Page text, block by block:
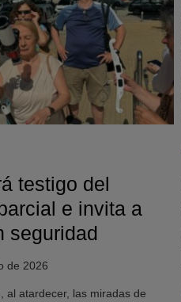
testigo del
e invita a
seguridad
de 2026
al atardecer, las miradas de